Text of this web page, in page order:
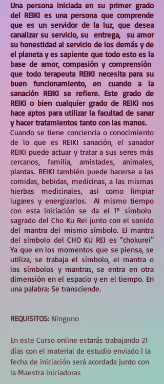
Una persona iniciada en su primer grado
del REIKI es una persona que comprende
que es un servidor de la luz, que desea
canalizar su servicio, su entrega, su amor
su honestidad al servicio de los demás y de
el planeta y es sapiente que todo esto es la
base de amor, compasión y comprensión
que todo terapeuta REIKI necesita para su
buen funcionamiento, en cuando a la
sanación REIKI se refiere. Este grado de
REIKI o bien cualquier grado de REIKI nos
hace aptos para utilizar la facultad de sanar
y hacer tratamientos tanto con las manos.
Cuando se tiene conciencia o conocimiento
de lo que es REIKI sanación, el sanador
REIKI puede actuar y tratar a sus seres más
cercanos, familia, amistades, animales,
plantas. REIKI también puede hacerse a las
comidas, bebidas, medicinas, a las mismas
hierbas medicinales, asi como limpiar
lugares y energizarlos. Al mismo tiempo
con esta iniciación se da el 1º símbolo
sagrado del Cho Ku Rei junto con el sonido
del mantra del mismo símbolo. El mantra
del símbolo del CHO KU REI es “chokurei”
Ya que en los momentos que se piensa, se
utiliza, se trabaja el símbolo, el mantra o
los símbolos y mantras, se entra en otra
dimensión en el espacio y en el tiempo. En
una palabra: Se transciende.
REQUISITOS:Ninguno
En este Curso online estarás trabajando 21
días con el material de estudio enviado | la
fecha de iniciación será acordada junto con
la Maestra iniciadoras